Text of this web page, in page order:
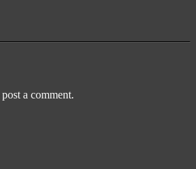
a comment.